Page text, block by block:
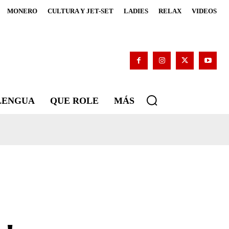
MONERO CULTURA Y JET-SET LADIES RELAX VIDEOS
QUE ROLE MÁS